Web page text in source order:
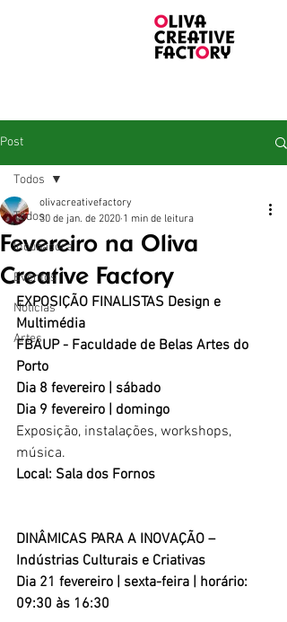
Post
Todos
Incubadora
Eventos
Notícias
Artes
Todos
Fevereiro na Oliva
Creative Factory
olivacreativefactory
30 de jan. de 2020 1 min de leitura
EXPOSIÇÃO FINALISTAS Design e
Multimédia
FBAUP - Faculdade de Belas Artes do
Porto
Dia 8 fevereiro | sábado
Dia 9 fevereiro | domingo
Exposição, instalações, workshops,
música.
Local: Sala dos Fornos
DINÂMICAS PARA A INOVAÇÃO –
Indústrias Culturais e Criativas
Dia 21 fevereiro | sexta-feira | horário:
09:30 às 16:30